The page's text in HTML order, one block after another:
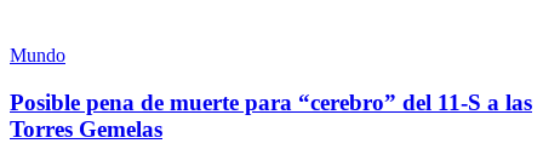
Mundo
Posible pena de muerte para “cerebro” del 11-S a las
Torres Gemelas